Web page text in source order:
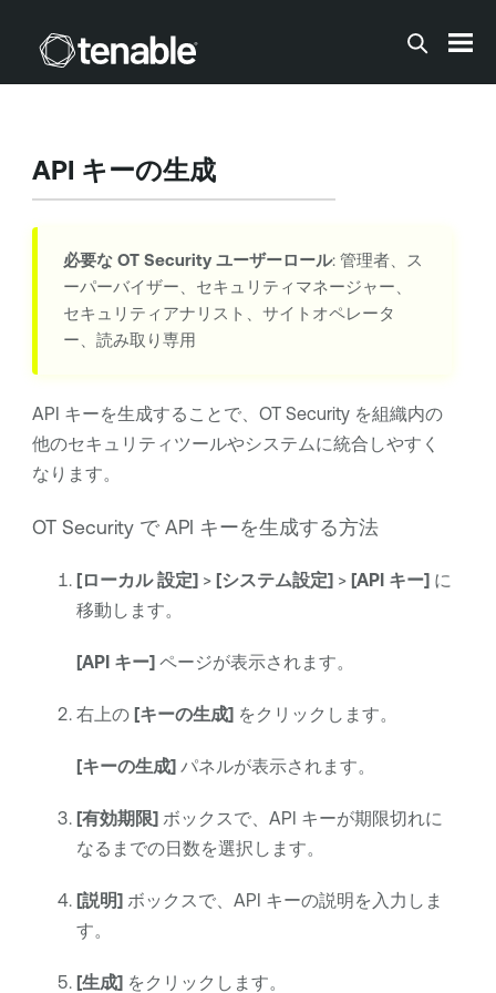
メインコンテンツに移動する
API キーの生成
必要な OT Securityユーザーロール: 管理者、ス
ーパーバイザー、セキュリティマネージャー、
セキュリティアナリスト、サイトオペレータ
ー、読み取り専用
API キーを生成することで、 OT Securityを組織内の
他のセキュリティツールやシステムに統合しやすく
なります。
OT Securityで API キーを生成する方法
[ローカル 設定] > [システム設定] > [API キー] に
移動します。
[API キー] ページが表示されます。
右上の [キーの生成] をクリックします。
[キーの生成] パネルが表示されます。
[有効期限] ボックスで、API キーが期限切れに
なるまでの日数を選択します。
[説明] ボックスで、API キーの説明を入力しま
す。
[生成] をクリックします。